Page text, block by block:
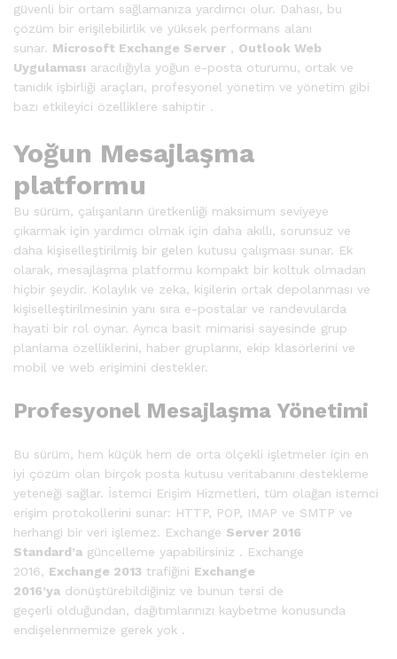
güvenli bir ortam sağlamanıza yardımcı olur. Dahası, bu
çözüm bir erişilebilirlik ve yüksek performans alanı
sunar. Microsoft Exchange Server , Outlook Web
Uygulaması aracılığıyla yoğun e-posta oturumu, ortak ve
tanıdık işbirliği araçları, profesyonel yönetim ve yönetim gibi
bazı etkileyici özelliklere sahiptir .
Yoğun Mesajlaşma
platformu
Bu sürüm, çalışanların üretkenliği maksimum seviyeye
çıkarmak için yardımcı olmak için daha akıllı, sorunsuz ve
daha kişiselleştirilmiş bir gelen kutusu çalışması sunar. Ek
olarak, mesajlaşma platformu kompakt bir koltuk olmadan
hiçbir şeydir. Kolaylık ve zeka, kişilerin ortak depolanması ve
kişiselleştirilmesinin yanı sıra e-postalar ve randevularda
hayati bir rol oynar. Ayrıca basit mimarisi sayesinde grup
planlama özelliklerini, haber gruplarını, ekip klasörlerini ve
mobil ve web erişimini destekler.
Profesyonel Mesajlaşma Yönetimi
Bu sürüm, hem küçük hem de orta ölçekli işletmeler için en
iyi çözüm olan birçok posta kutusu veritabanını destekleme
yeteneği sağlar. İstemci Erişim Hizmetleri, tüm olağan istemci
erişim protokollerini sunar: HTTP, POP, IMAP ve SMTP ve
herhangi bir veri işlemez. Exchange Server 2016
Standard’a güncelleme yapabilirsiniz . Exchange
2016, Exchange 2013 trafiğini Exchange
2016’ya dönüştürebildiğiniz ve bunun tersi de
geçerli olduğundan, dağıtımlarınızı kaybetme konusunda
endişelenmemize gerek yok .